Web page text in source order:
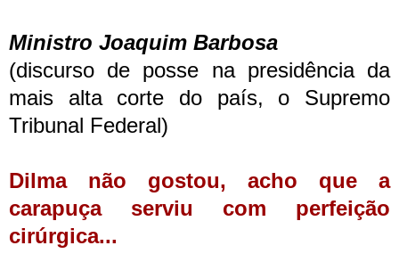
Ministro Joaquim Barbosa
(discurso de posse na presidência da
mais alta corte do país, o Supremo
Tribunal Federal)
Dilma não gostou, acho que a
carapuça serviu com perfeição
cirúrgica...